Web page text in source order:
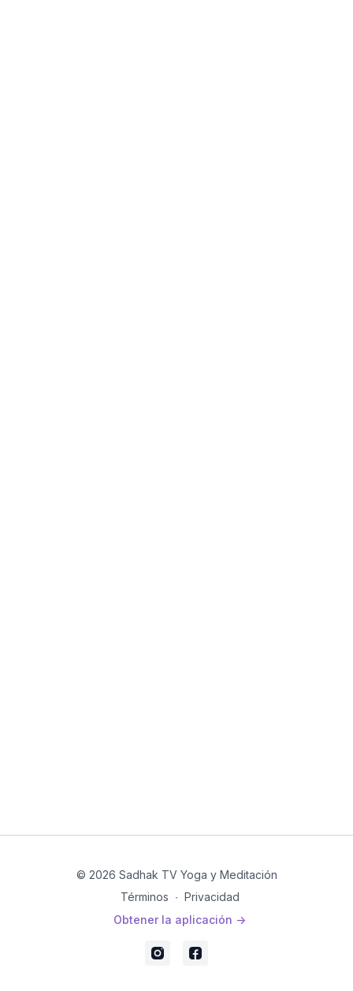
© 2026 Sadhak TV Yoga y Meditación
Términos ∙ Privacidad
Obtener la aplicación ->